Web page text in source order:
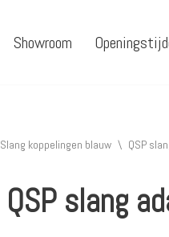
Showroom
Slang koppelingen blauw \ QSP
QSP slang